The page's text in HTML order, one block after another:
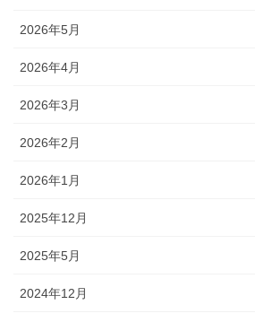
2026年5月
2026年4月
2026年3月
2026年2月
2026年1月
2025年12月
2025年5月
2024年12月